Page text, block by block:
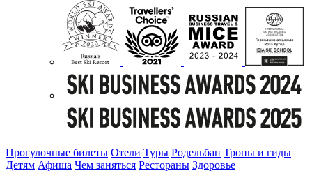
Прогулочные билеты Отели Туры Родельбан Тропы и гиды
Детям Афиша Чем заняться Рестораны Здоровье